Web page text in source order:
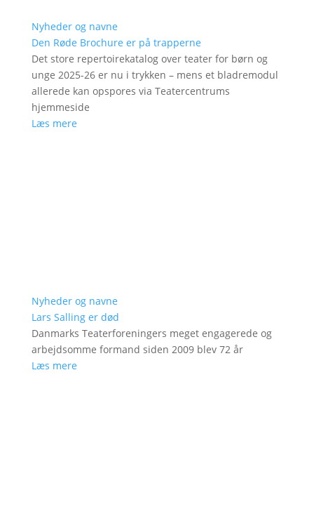
Nyheder og navne
Den Røde Brochure er på trapperne
Det store repertoirekatalog over teater for børn og
unge 2025-26 er nu i trykken – mens et bladremodul
allerede kan opspores via Teatercentrums
hjemmeside
Læs mere
Nyheder og navne
Lars Salling er død
Danmarks Teaterforeningers meget engagerede og
arbejdsomme formand siden 2009 blev 72 år
Læs mere